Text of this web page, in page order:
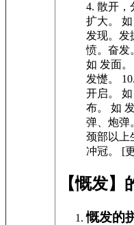
4. 散开，
扩大。 如
发现。发
愤。奋发
如 发面。
发憷。
10.
开启。 如
布。 如
弹、炮弹
颈部以上
冲冠。
[
【慨发】
慨发的